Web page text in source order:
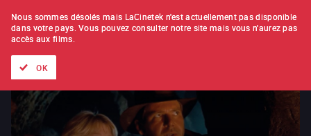
À L'UNITÉ ABONNEMENT
Nous sommes désolés mais LaCinetek n'est actuellement pas disponible
dans votre pays. Vous pouvez consulter notre site mais vous n'aurez pas
accès aux films.
OK